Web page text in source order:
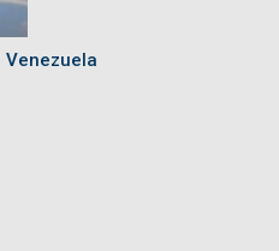
Venezuela